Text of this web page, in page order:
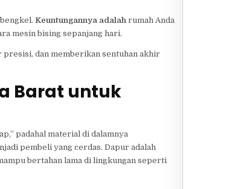
Keuntungannya adalah rumah Anda
mesin bising sepanjang hari.
dan memberikan sentuhan akhir
Barat untuk
padahal material di dalamnya
pembeli yang cerdas. Dapur adalah
bertahan lama di lingkungan seperti